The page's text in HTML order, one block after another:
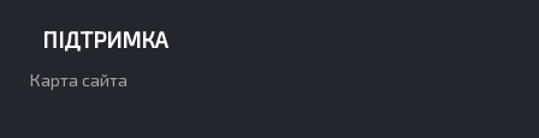
ПІДТРИМКА
Карта сайта